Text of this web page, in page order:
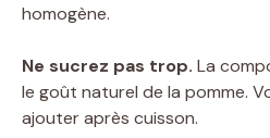
homogène.
Ne sucrez pas trop. La
le goût naturel de la pomme.
ajouter après cuisson.